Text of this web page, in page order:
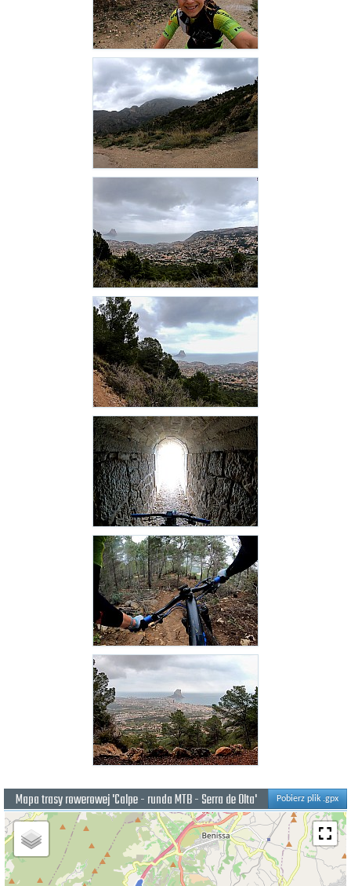
Pobierz plik .gpx
Mapa trasy rowerowej 'Calpe - runda MTB - Serra de Olta'